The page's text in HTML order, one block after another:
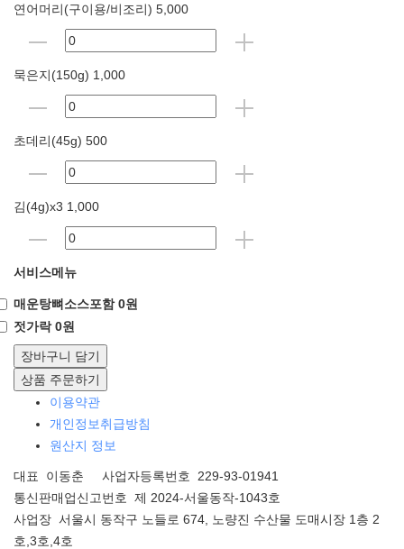
연어머리(구이용/비조리) 5,000
묵은지(150g) 1,000
초데리(45g) 500
김(4g)x3 1,000
서비스메뉴
매운탕뼈소스포함 0원
젓가락 0원
장바구니 담기
상품 주문하기
이용약관
개인정보취급방침
원산지 정보
대표 이동춘 사업자등록번호 229-93-01941
통신판매업신고번호 제 2024-서울동작-1043호
사업장 서울시 동작구 노들로 674, 노량진 수산물 도매시장 1층 2
호,3호,4호